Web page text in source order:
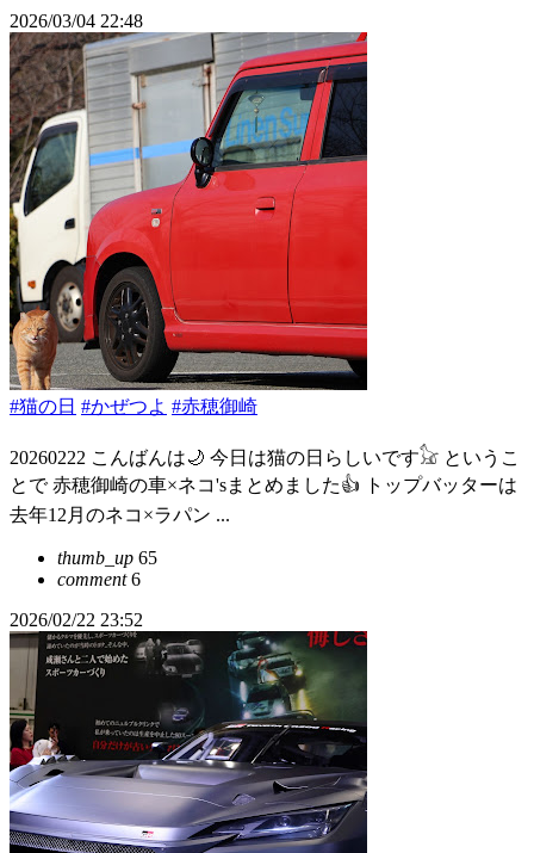
2026/03/04 22:48
#猫の日 #かぜつよ #赤穂御崎
20260222 こんばんは🌙 今日は猫の日らしいです𓃠 というこ
とで 赤穂御崎の車×ネコ'sまとめました👍️ トップバッターは
去年12月のネコ×ラパン ...
thumb_up 65
comment6
2026/02/22 23:52